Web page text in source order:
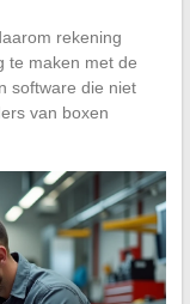
rekening
te maken met de
software die niet
van boxen